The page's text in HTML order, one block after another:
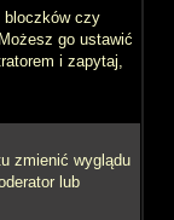
bloczków czy
go ustawić
i zapytaj,
zmienić wyglądu
lub